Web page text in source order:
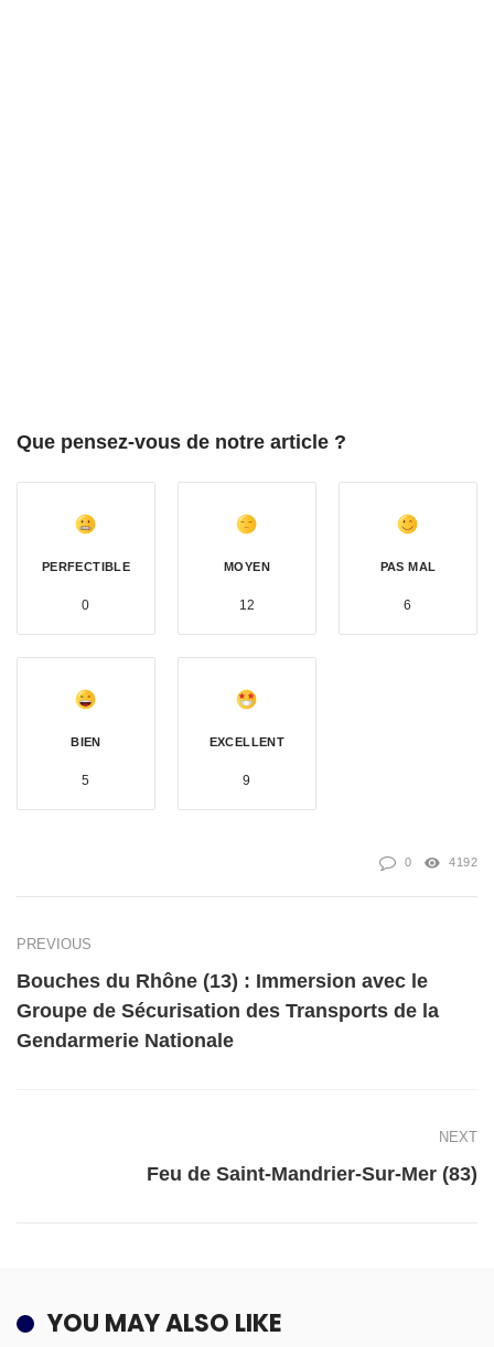
Que pensez-vous de notre article ?
PERFECTIBLE
0
MOYEN
12
PAS MAL
6
BIEN
5
EXCELLENT
9
0 4192
PREVIOUS
Bouches du Rhône (13) : Immersion avec le
Groupe de Sécurisation des Transports de la
Gendarmerie Nationale
NEXT
Feu de Saint-Mandrier-Sur-Mer (83)
YOU MAY ALSO LIKE